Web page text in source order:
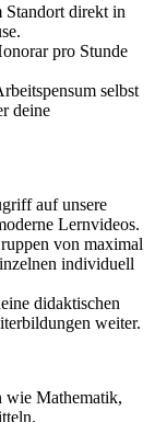
Standort direkt in
pro Stunde
selbst
deine
auf unsere
Lernvideos.
von maximal
individuell
didaktischen
weiter.
wie Mathematik,